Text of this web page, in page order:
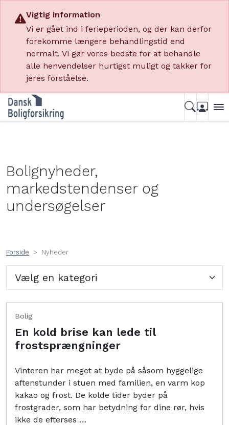
Vigtig information
Vi er gået ind i ferieperioden, og der kan derfor
forekomme længere behandlingstid end
normalt. Vi gør vores bedste for at behandle
alle henvendelser hurtigst muligt og takker for
jeres forståelse.
Bolignyheder,
markedstendenser og
undersøgelser
Forside Nyheder
Bolig
En kold brise kan lede til
frostsprængninger
Vinteren har meget at byde på såsom hyggelige
aftenstunder i stuen med familien, en varm kop
kakao og frost. De kolde tider byder på
frostgrader, som har betydning for dine rør, hvis
ikke de efterses …